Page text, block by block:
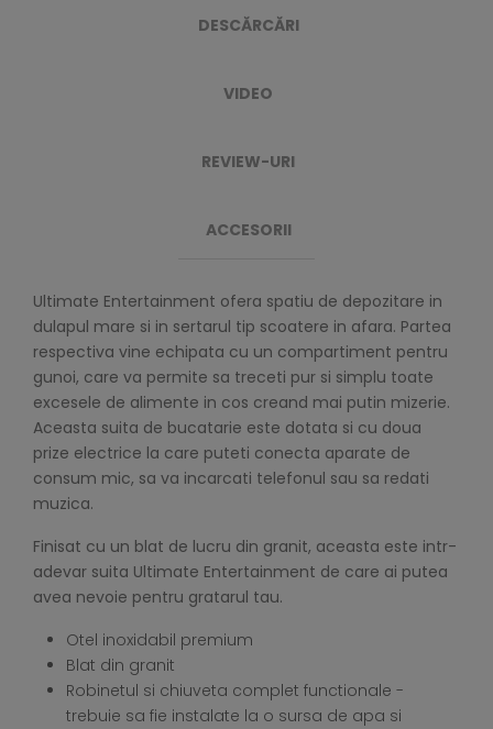
DESCĂRCĂRI
VIDEO
REVIEW-URI
ACCESORII
Ultimate Entertainment ofera spatiu de depozitare in
dulapul mare si in sertarul tip scoatere in afara. Partea
respectiva vine echipata cu un compartiment pentru
gunoi, care va permite sa treceti pur si simplu toate
excesele de alimente in cos creand mai putin mizerie.
Aceasta suita de bucatarie este dotata si cu doua
prize electrice la care puteti conecta aparate de
consum mic, sa va incarcati telefonul sau sa redati
muzica.
Finisat cu un blat de lucru din granit, aceasta este intr-
adevar suita Ultimate Entertainment de care ai putea
avea nevoie pentru gratarul tau.
Otel inoxidabil premium
Blat din granit
Robinetul si chiuveta complet functionale -
trebuie sa fie instalate la o sursa de apa si